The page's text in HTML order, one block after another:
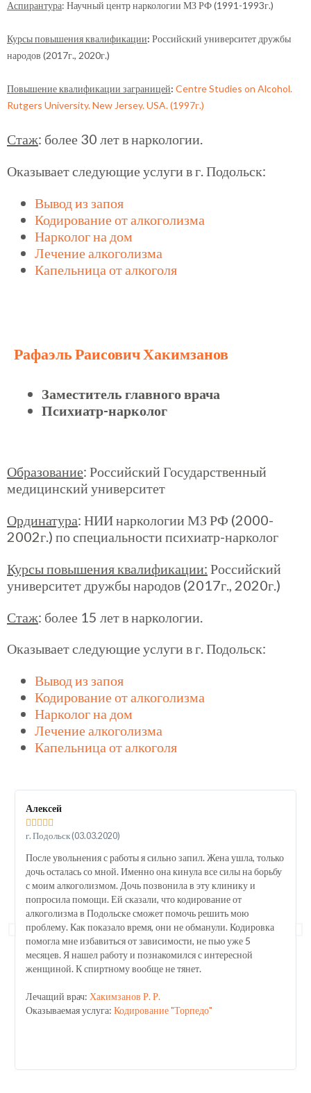
Аспирантура: Научный центр наркологии МЗ РФ (1991-1993г.)
Курсы повышения квалификации: Российский университет дружбы
народов (2017г., 2020г.)
Повышение квалификации заграницей: Centre Studies on Alcohol.
Rutgers University. New Jersey. USA. (1997г.)
Стаж: более 30 лет в наркологии.
Оказывает следующие услуги в г. Подольск:
Вывод из запоя
Кодирование от алкоголизма
Нарколог на дом
Лечение алкоголизма
Капельница от алкоголя
Рафаэль Раисович Хакимзанов
Заместитель главного врача
Психиатр-нарколог
Образование: Российский Государственный
медицинский университет
Ординатура: НИИ наркологии МЗ РФ (2000-
2002г.) по специальности психиатр-нарколог
Курсы повышения квалификации: Российский
университет дружбы народов (2017г., 2020г.)
Стаж: более 15 лет в наркологии.
Оказывает следующие услуги в г. Подольск:
Вывод из запоя
Кодирование от алкоголизма
Нарколог на дом
Лечение алкоголизма
Капельница от алкоголя
Алексей
    
г. Подольск (03.03.2020)
После увольнения с работы я сильно запил. Жена ушла, только
дочь осталась со мной. Именно она кинула все силы на борьбу
с моим алкоголизмом. Дочь позвонила в эту клинику и
попросила помощи. Ей сказали, что кодирование от
алкоголизма в Подольске сможет помочь решить мою
проблему. Как показало время, они не обманули. Кодировка
помогла мне избавиться от зависимости, не пью уже 5
месяцев. Я нашел работу и познакомился с интересной
женщиной. К спиртному вообще не тянет.
Лечащий врач: Хакимзанов Р. Р.
Оказываемая услуга: Кодирование "Торпедо"